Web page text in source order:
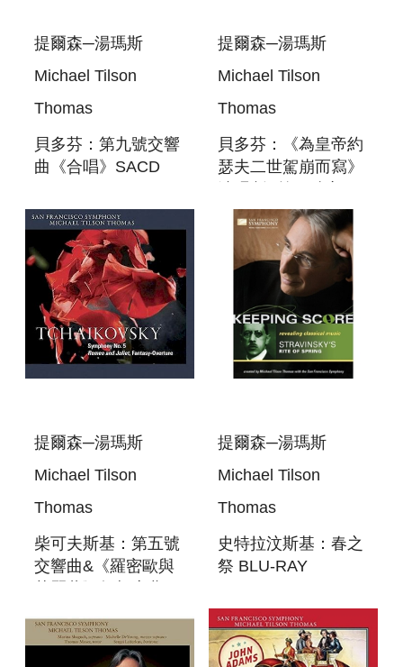
提爾森─湯瑪斯
Michael Tilson
Thomas
貝多芬：第九號交響
曲《合唱》SACD
SYMPHONY NO. 9
提爾森─湯瑪斯
Michael Tilson
Thomas
貝多芬：《為皇帝約
瑟夫二世駕崩而寫》
曲 SACD
BEETHOVEN:
CANTATA ON THE
DEATH OF
EMPEROR JOSEPH
II & SYMPH
提爾森─湯瑪斯
Michael Tilson
Thomas
柴可夫斯基：第五號
交響曲&《羅密歐與
TCHAIKOVSKY:
SYMPHONY NO. 5
提爾森─湯瑪斯
Michael Tilson
Thomas
史特拉汶斯基：春之
祭 BLU-RAY
STRAVINSKY S
RITE OF SPRING